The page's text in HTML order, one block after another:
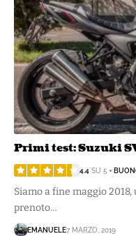
Primi test: Suzuki
4.4 SU 5
Siamo a fine maggio
prenoto…
EMANUELE7 MARZO, 2019